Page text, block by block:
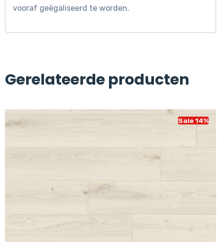
vooraf geëgaliseerd te worden.
Gerelateerde producten
Sale 14%